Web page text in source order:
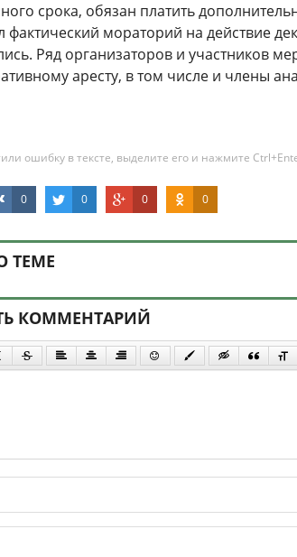
срока, обязан платить
фактический мораторий на действие
Ряд организаторов и участников
аресту, в том числе и члены
ошибку в тексте, выделите его и нажмите
0 0 0 0
ТЕМЕ
КОММЕНТАРИЙ